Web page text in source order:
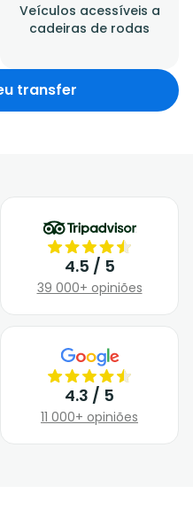
Veículos acessíveis a
cadeiras de rodas
transfer
4.5 / 5
39 000+ opiniões
4.3 / 5
11 000+ opiniões